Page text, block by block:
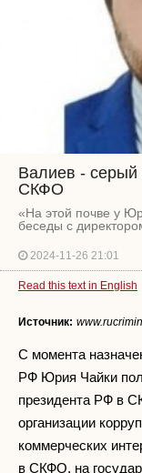
Валиев - серый
СКФО
«На этой почве у
беседы с
2024-11-26 21:01
Read this text in English
Источник:
С момента
РФ Юрия Чайки
президента РФ в
организации
коммерческих
в СКФО, на